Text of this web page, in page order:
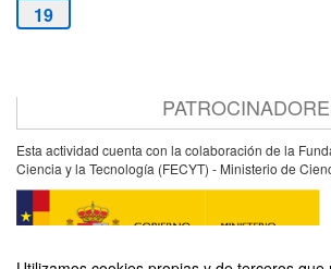
19
Esta actividad cuenta con la colaboración de la
Ciencia y la Tecnología (FECYT) - Ministerio de